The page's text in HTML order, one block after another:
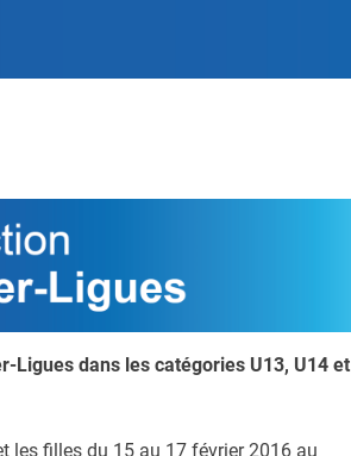
Ligues dans les catégories U13, U14 et
les filles du 15 au 17 février 2016 au